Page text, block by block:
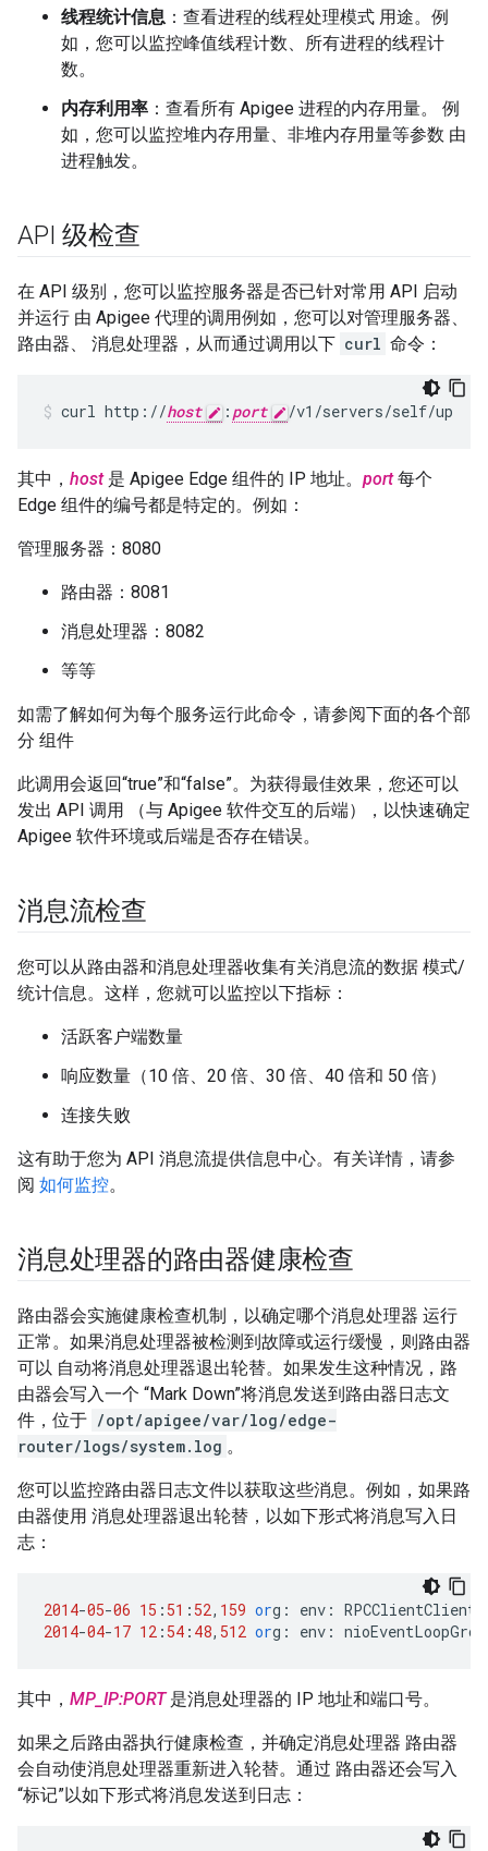
线程统计信息 ：查看进程的线程处理模式 用途。例
如，您可以监控峰值线程计数、所有进程的线程计
数。
内存利用率 ：查看所有 Apigee 进程的内存用量。 例
如，您可以监控堆内存用量、非堆内存用量等参数 由
进程触发。
API 级检查
在 API 级别，您可以监控服务器是否已针对常用 API 启动
并运行 由 Apigee 代理的调用例如，您可以对管理服务器、
路由器、 消息处理器，从而通过调用以下 curl 命令：
curl http://host : port /v1/servers/self/up
其中， host是 Apigee Edge 组件的 IP 地址。 port每个
Edge 组件的编号都是特定的。例如：
管理服务器：8080
路由器：8081
消息处理器：8082
等等
如需了解如何为每个服务运行此命令，请参阅下面的各个部
分 组件
此调用会返回“true”和“false”。为获得最佳效果，您还可以
发出 API 调用 （与 Apigee 软件交互的后端），以快速确定
Apigee 软件环境或后端是否存在错误。
消息流检查
您可以从路由器和消息处理器收集有关消息流的数据 模式/
统计信息。这样，您就可以监控以下指标：
活跃客户端数量
响应数量（10 倍、20 倍、30 倍、40 倍和 50 倍）
连接失败
这有助于您为 API 消息流提供信息中心。有关详情，请参
阅 如何监控。
消息处理器的路由器健康检查
路由器会实施健康检查机制，以确定哪个消息处理器 运行
正常。如果消息处理器被检测到故障或运行缓慢，则路由器
可以 自动将消息处理器退出轮替。如果发生这种情况，路
由器会写入一个 “Mark Down”将消息发送到路由器日志文
件，位于 /opt/apigee/var/log/edge-
router/logs/system.log 。
您可以监控路由器日志文件以获取这些消息。例如，如果路
由器使用 消息处理器退出轮替，以如下形式将消息写入日
志：
2014-05-06 15 : 51 : 52, 159 org : env :
2014-04-17 12 : 54 : 48, 512 org : env :
其中， MP_IP:PORT是消息处理器的 IP 地址和端口号。
如果之后路由器执行健康检查，并确定消息处理器 路由器
会自动使消息处理器重新进入轮替。通过 路由器还会写入
“标记”以如下形式将消息发送到日志：